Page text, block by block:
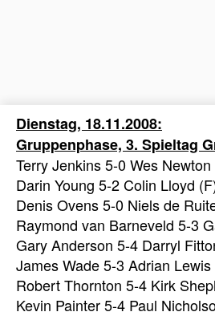
Dienstag, 18.11.2008:
Gruppenphase, 3. Spieltag
Terry Jenkins 5-0 Wes Newton
Darin Young 5-2 Colin Lloyd
Denis Ovens 5-0 Niels de
Raymond van Barneveld 5-3
Gary Anderson 5-4 Darryl
James Wade 5-3 Adrian Lewis
Robert Thornton 5-4 Kirk
Kevin Painter 5-4 Paul